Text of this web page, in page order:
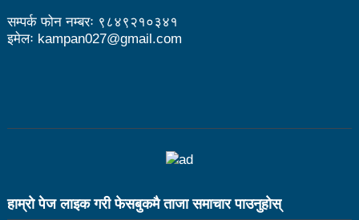
in Indian Ocean Rim countries was successfully
होः राजदूत छन सोङ
सम्पर्क फोन नम्बरः ९८४९२१०३४१
इमेलः kampan027@gmail.com
हाम्राे पेज लाइक गरी फेसबुकमै ताजा समाचार पाउनुहाेस्